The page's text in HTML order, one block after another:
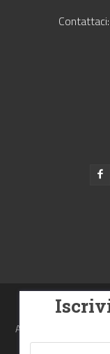
Contattaci:
Uomini e
Autorizzazione del